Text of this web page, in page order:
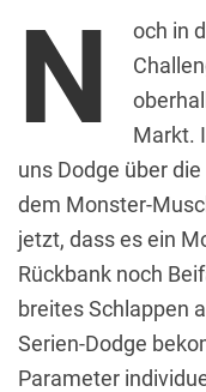
N
och in
Markt.
uns Dodge über
dem Monster-
jetzt, dass es ein
Rückbank noch
breites Schlappen
Serien-Dodge
Parameter